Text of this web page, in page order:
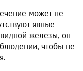
может не
явные
железы, он
чтобы не